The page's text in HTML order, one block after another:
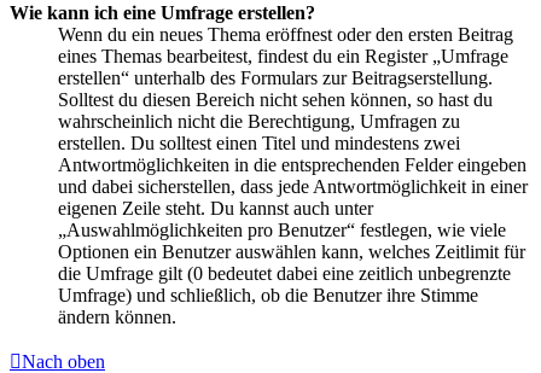
Wie kann ich eine Umfrage erstellen?
Wenn du ein neues Thema eröffnest oder den ersten Beitrag
eines Themas bearbeitest, findest du ein Register „Umfrage
erstellen“ unterhalb des Formulars zur Beitragserstellung.
Solltest du diesen Bereich nicht sehen können, so hast du
wahrscheinlich nicht die Berechtigung, Umfragen zu
erstellen. Du solltest einen Titel und mindestens zwei
Antwortmöglichkeiten in die entsprechenden Felder eingeben
und dabei sicherstellen, dass jede Antwortmöglichkeit in einer
eigenen Zeile steht. Du kannst auch unter
„Auswahlmöglichkeiten pro Benutzer“ festlegen, wie viele
Optionen ein Benutzer auswählen kann, welches Zeitlimit für
die Umfrage gilt (0 bedeutet dabei eine zeitlich unbegrenzte
Umfrage) und schließlich, ob die Benutzer ihre Stimme
ändern können.
Nach oben